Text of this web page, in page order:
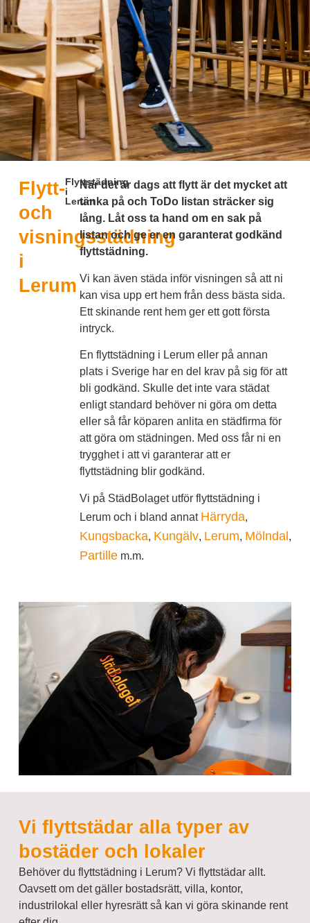
Flytt-
och
visningsstädning
i
Lerum
Flyttstädning
i
Lerum
När det är dags att flytt är det mycket att
tänka på och ToDo listan sträcker sig
lång. Låt oss ta hand om en sak på
listan och ge er en garanterat godkänd
flyttstädning.
Vi kan även städa inför visningen så att ni
kan visa upp ert hem från dess bästa sida.
Ett skinande rent hem ger ett gott första
intryck.
En flyttstädning i Lerum eller på annan
plats i Sverige har en del krav på sig för att
bli godkänd. Skulle det inte vara städat
enligt standard behöver ni göra om detta
eller så får köparen anlita en städfirma för
att göra om städningen. Med oss får ni en
trygghet i att vi garanterar att er
flyttstädning blir godkänd.
Vi på StädBolaget utför flyttstädning i
Lerum och i bland annat Härryda,
Kungsbacka, Kungälv, Lerum, Mölndal,
Partillem.m.
Vi flyttstädar alla typer av
bostäder och lokaler
Behöver du flyttstädning i Lerum? Vi flyttstädar allt.
Oavsett om det gäller bostadsrätt, villa, kontor,
industrilokal eller hyresrätt så kan vi göra skinande rent